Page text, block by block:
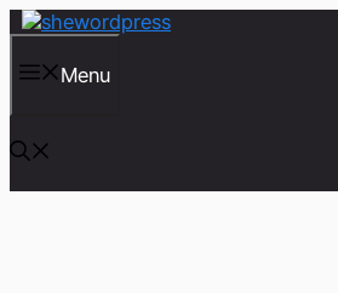
컨
츠
건
너
뛰
기
Menu